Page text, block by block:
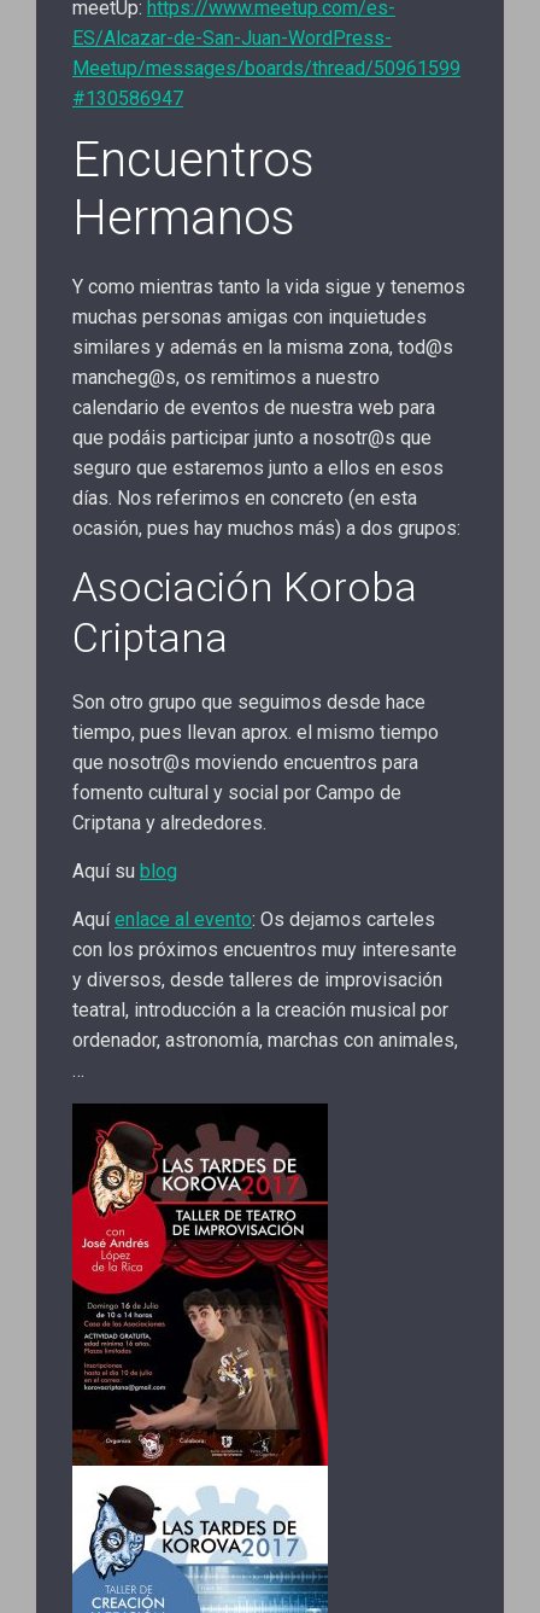
meetUp: https://www.meetup.com/es-
ES/Alcazar-de-San-Juan-WordPress-
Meetup/messages/boards/thread/50961599
#130586947
Encuentros
Hermanos
Y como mientras tanto la vida sigue y tenemos
muchas personas amigas con inquietudes
similares y además en la misma zona, tod@s
mancheg@s, os remitimos a nuestro
calendario de eventos de nuestra web para
que podáis participar junto a nosotr@s que
seguro que estaremos junto a ellos en esos
días. Nos referimos en concreto (en esta
ocasión, pues hay muchos más) a dos grupos:
Asociación Koroba
Criptana
Son otro grupo que seguimos desde hace
tiempo, pues llevan aprox. el mismo tiempo
que nosotr@s moviendo encuentros para
fomento cultural y social por Campo de
Criptana y alrededores.
Aquí su blog
Aquíenlace al evento: Os dejamos carteles
con los próximos encuentros muy interesante
y diversos, desde talleres de improvisación
teatral, introducción a la creación musical por
ordenador, astronomía, marchas con animales,
…